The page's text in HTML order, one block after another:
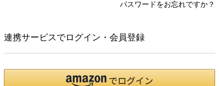
パスワードをお忘れですか？
連携サービスでログイン・会員登録